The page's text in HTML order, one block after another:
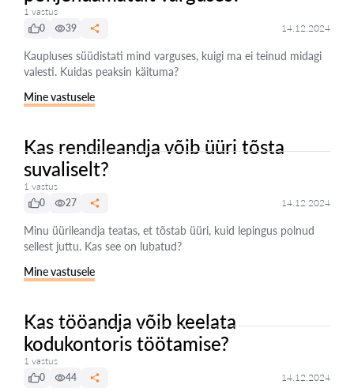
1 vastus
0
39 14.12.2024
Kaupluses süüdistati mind varguses, kuigi ma ei teinud midagi
valesti. Kuidas peaksin käituma?
Mine vastusele
Kas rendileandja võib üüri tõsta
suvaliselt?
1 vastus
0
27 14.12.2024
Minu üürileandja teatas, et tõstab üüri, kuid lepingus polnud
sellest juttu. Kas see on lubatud?
Mine vastusele
Kas tööandja võib keelata
kodukontoris töötamise?
1 vastus
0
44 14.12.2024